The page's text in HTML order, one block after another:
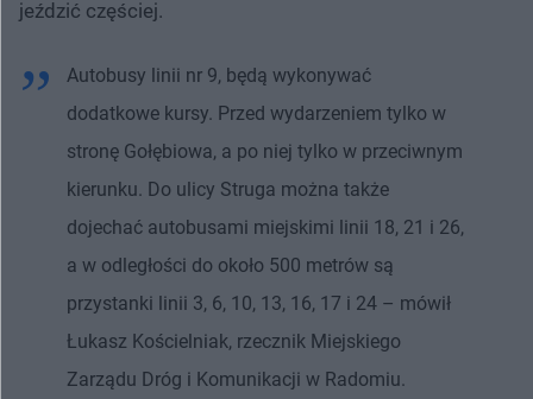
jeździć częściej.
Autobusy linii nr 9, będą wykonywać
dodatkowe kursy. Przed wydarzeniem tylko w
stronę Gołębiowa, a po niej tylko w przeciwnym
kierunku. Do ulicy Struga można także
dojechać autobusami miejskimi linii 18, 21 i 26,
a w odległości do około 500 metrów są
przystanki linii 3, 6, 10, 13, 16, 17 i 24 – mówił
Łukasz Kościelniak, rzecznik Miejskiego
Zarządu Dróg i Komunikacji w Radomiu.